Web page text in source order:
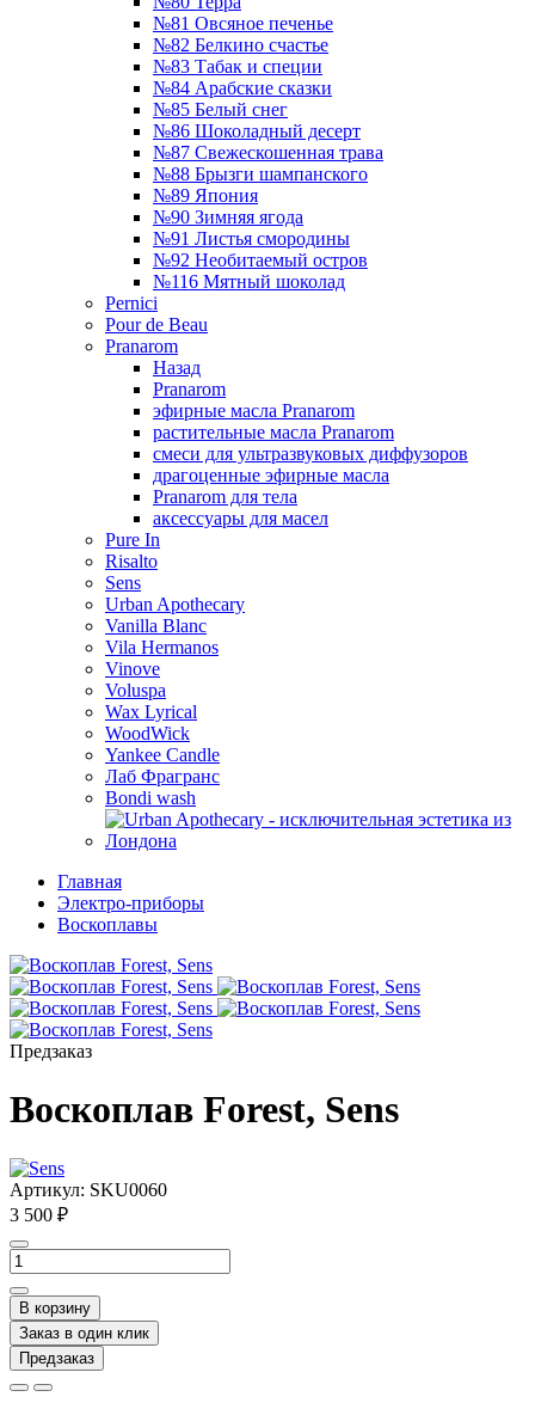
№81 Овсяное печенье
№82 Белкино счастье
№83 Табак и специи
№84 Арабские сказки
№85 Белый снег
№86 Шоколадный десерт
№87 Свежескошенная трава
№88 Брызги шампанского
№89 Япония
№90 Зимняя ягода
№91 Листья смородины
№92 Необитаемый остров
№116 Мятный шоколад
Pernici
Pour de Beau
Pranarom
Назад
Pranarom
эфирные масла Pranarom
растительные масла Pranarom
смеси для ультразвуковых диффузоров
драгоценные эфирные масла
Pranarom для тела
аксессуары для масел
Pure In
Risalto
Sens
Urban Apothecary
Vanilla Blanc
Vila Hermanos
Vinove
Voluspa
Wax Lyrical
WoodWick
Yankee Candle
Лаб Фрагранс
Bondi wash
Главная
Электро-приборы
Воскоплавы
Предзаказ
Воскоплав Forest, Sens
Артикул: SKU0060
3 500 ₽
В корзину
Заказ в один клик
Предзаказ